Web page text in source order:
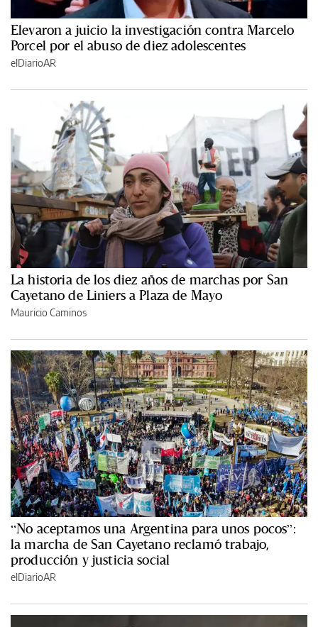
Elevaron a juicio la investigación contra Marcelo
Porcel por el abuso de diez adolescentes
elDiarioAR
La historia de los diez años de marchas por San
Cayetano de Liniers a Plaza de Mayo
Mauricio Caminos
“No aceptamos una Argentina para unos pocos”:
la marcha de San Cayetano reclamó trabajo,
producción y justicia social
elDiarioAR